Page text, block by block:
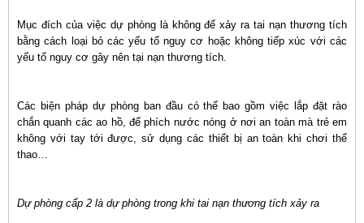
Mục đích của việc dự phòng là không để xảy ra tai nạn thương tích
bằng cách loại bỏ các yếu tố nguy cơ hoặc không tiếp xúc với các
yếu tố nguy cơ gây nên tại nạn thương tích.
Các biện pháp dự phòng ban đầu có thể bao gồm việc lắp đặt rào
chắn quanh các ao hồ, để phích nước nóng ở nơi an toàn mà trẻ em
không với tay tới được, sử dụng các thiết bị an toàn khi chơi thể
thao…
Dự phòng cấp 2 là dự phòng trong khi tai nạn thương tích xảy ra